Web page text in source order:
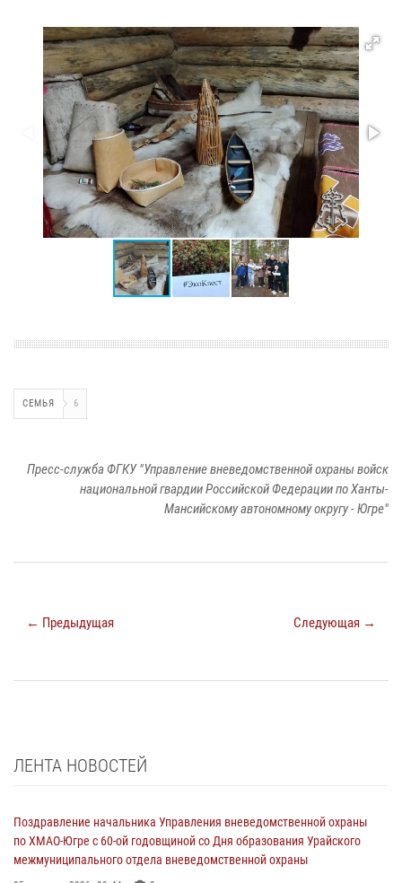
СЕМЬЯ 6
Пресс-служба ФГКУ "Управление вневедомственной охраны войск
национальной гвардии Российской Федерации по Ханты-
Мансийскому автономному округу - Югре"
← Предыдущая Следующая →
ЛЕНТА НОВОСТЕЙ
Поздравление начальника Управления вневедомственной охраны
по ХМАО-Югре с 60-ой годовщиной со Дня образования Урайского
межмуниципального отдела вневедомственной охраны